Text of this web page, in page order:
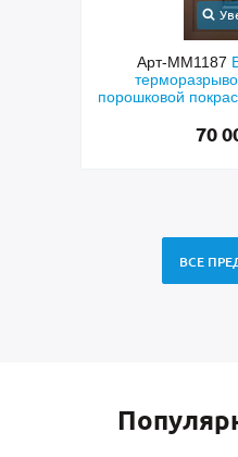
Входная дверь
терморазрывом, с
покраской,
ВСЕ